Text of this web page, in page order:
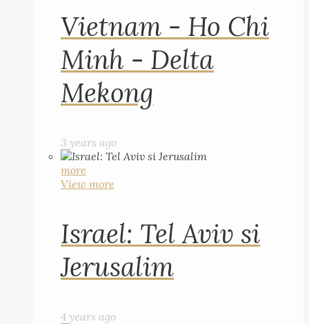
Vietnam - Ho Chi
Minh - Delta
Mekong
3 years ago
more
View more
Israel: Tel Aviv si
Jerusalim
4 years ago